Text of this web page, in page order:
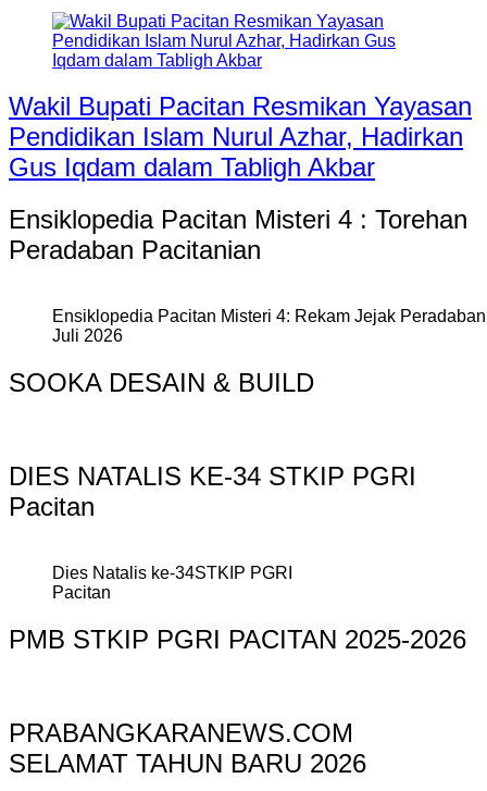
Wakil Bupati Pacitan Resmikan Yayasan
Pendidikan Islam Nurul Azhar, Hadirkan
Gus Iqdam dalam Tabligh Akbar
Ensiklopedia Pacitan Misteri 4 : Torehan
Peradaban Pacitanian
Ensiklopedia Pacitan Misteri 4: Rekam Jejak
Juli 2026
SOOKA DESAIN & BUILD
DIES NATALIS KE-34 STKIP PGRI
Pacitan
Dies Natalis ke-34STKIP PGRI
Pacitan
PMB STKIP PGRI PACITAN 2025-2026
PRABANGKARANEWS.COM
SELAMAT TAHUN BARU 2026